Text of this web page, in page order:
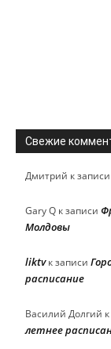
Свежие
Дмитрий к записи
Gary Q к записи
Молдовы
liktvк записи
расписание
Василий Долгий
летнее